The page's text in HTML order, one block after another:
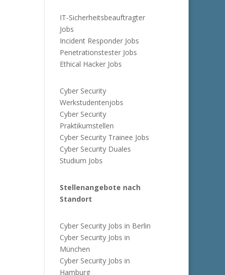
IT-Sicherheitsbeauftragter
Jobs
Incident Responder Jobs
Penetrationstester Jobs
Ethical Hacker Jobs
Cyber Security
Werkstudentenjobs
Cyber Security
Praktikumstellen
Cyber Security Trainee Jobs
Cyber Security Duales
Studium Jobs
Stellenangebote nach
Standort
Cyber Security Jobs in Berlin
Cyber Security Jobs in
München
Cyber Security Jobs in
Hamburg